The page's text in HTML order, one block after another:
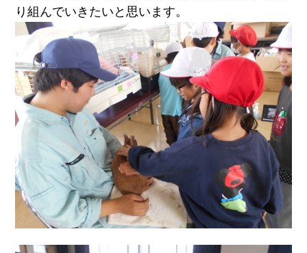
り組んでいきたいと思います。